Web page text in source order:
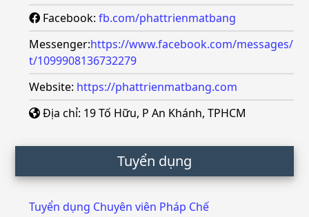
Facebook:fb.com/phattrienmatbang
Messenger:https://www.facebook.com/messages/
t/1099908136732279
Website: https://phattrienmatbang.com
Địa chỉ: 19 Tố Hữu, P An Khánh, TPHCM
Tuyển dụng
Tuyển dụng Chuyên viên Pháp Chế